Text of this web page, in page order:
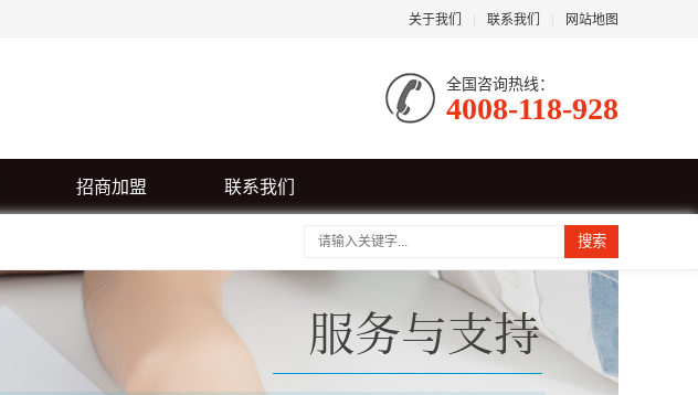
关于我们 联系我们 网站地图
全国咨询热线：
4008-118-928
招商加盟 联系我们
搜索